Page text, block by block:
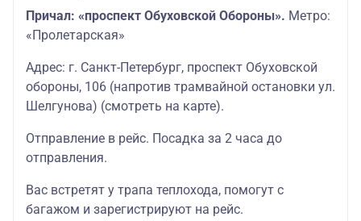
Причал: «проспект Обуховской Обороны». Метро:
«Пролетарская»
Адрес: г. Санкт-Петербург, проспект Обуховской
обороны, 106 (напротив трамвайной остановки ул.
Шелгунова) (смотреть на карте).
Отправление в рейс. Посадка за 2 часа до
отправления.
Вас встретят у трапа теплохода, помогут с
багажом и зарегистрируют на рейс.